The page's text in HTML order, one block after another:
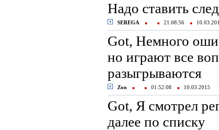
Надо ставить
SEREGA 21:08:56
Got, Немного
но играют все
разыгрываются
Zon 01:52:08 10.03.2015
Got, Я смотрел
далее по списку